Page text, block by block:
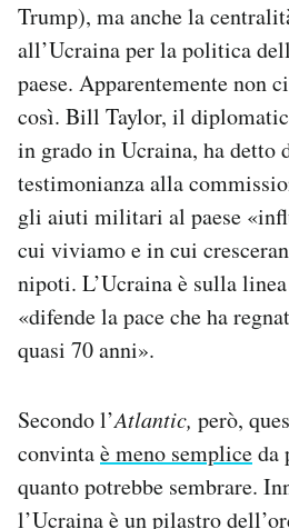
Trump), ma anche la
all’Ucraina per la politica
paese. Apparentemente non
così. Bill Taylor, il
in grado in Ucraina, ha detto
testimonianza alla
gli aiuti militari al paese
cui viviamo e in cui
nipoti. L’Ucraina è sulla
«difende la pace che ha
quasi 70 anni».
Secondo l’Atlantic, però,
convintaè meno sempliceda
quanto potrebbe sembrare.
l’Ucraina è un pilastro